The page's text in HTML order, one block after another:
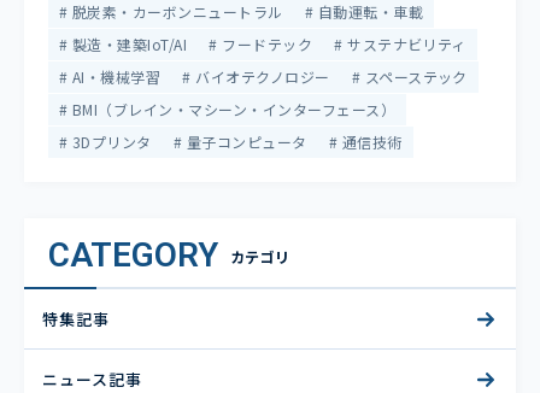
脱炭素・カーボンニュートラル
自動運転・車載
製造・建築IoT/AI
フードテック
サステナビリティ
AI・機械学習
バイオテクノロジー
スペーステック
BMI（ブレイン・マシーン・インターフェース）
3Dプリンタ
量子コンピュータ 通信技術
CATEGORY カテゴリ
特集記事
ニュース記事